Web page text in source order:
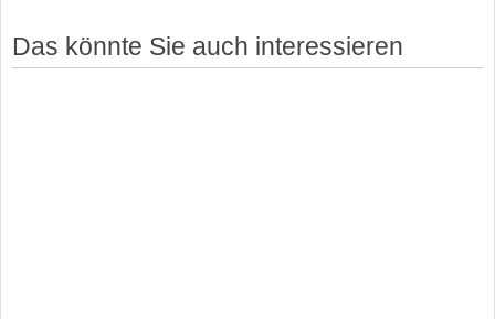
Das könnte Sie auch interessieren